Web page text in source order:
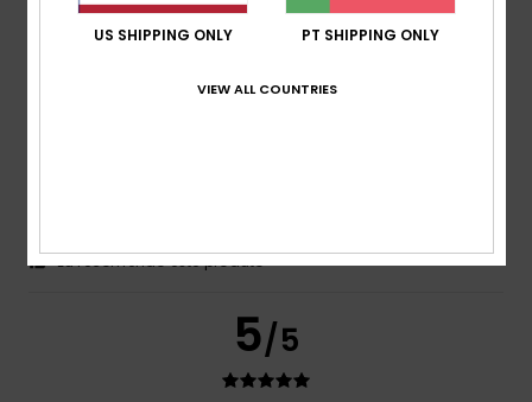
5
Eu recomendo este produto
5/5
US SHIPPING ONLY PT SHIPPING ONLY
VIEW ALL COUNTRIES